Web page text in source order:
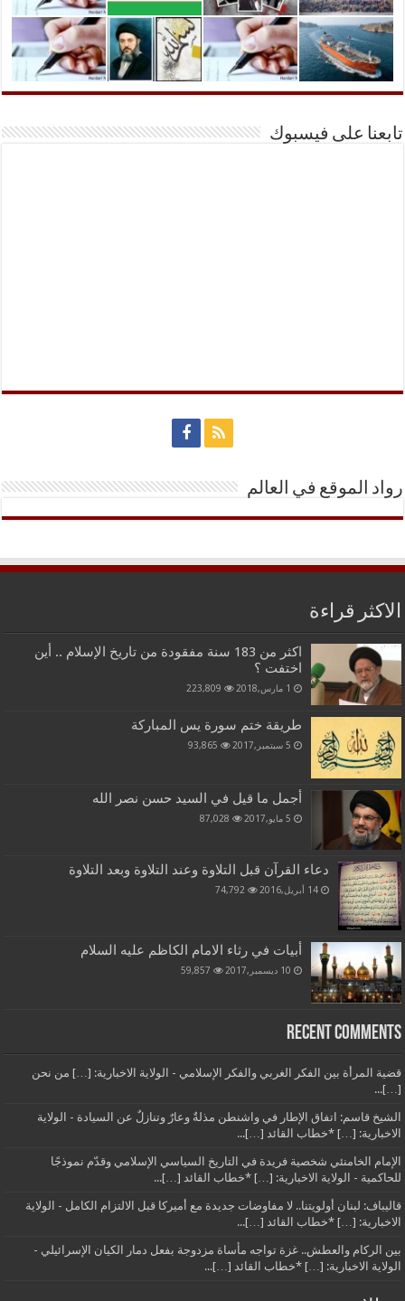
تابعنا على فيسبوك
رواد الموقع في العالم
الاكثر قراءة
اكثر من 183 سنة مفقودة من تاريخ الإسلام .. أين
اختفت ؟
1 مارس,2018 223,809
طريقة ختم سورة يس المباركة
5 سبتمبر,2017 93,865
أجمل ما قيل في السيد حسن نصر الله
5 مايو,2017 87,028
دعاء القرآن قبل التلاوة وعند التلاوة وبعد التلاوة
14 أبريل,2016 74,792
أبيات في رثاء الامام الكاظم عليه السلام
10 ديسمبر,2017 59,857
Recent Comments
قضية المرأة بين الفكر الغربي والفكر الإسلامي - الولاية الاخبارية: […] من نحن
[…]...
الشيخ قاسم: اتفاق الإطار في واشنطن مذلةٌ وعارٌ وتنازلٌ عن السيادة - الولاية
الاخبارية: […] *خطاب القائد […]...
الإمام الخامنئي شخصية فريدة في التاريخ السياسي الإسلامي وقدّم نموذجًا
للحاكمية - الولاية الاخبارية: […] *خطاب القائد […]...
قاليباف: لبنان أولويتنا.. لا مفاوضات جديدة مع أميركا قبل الالتزام الكامل - الولاية
الاخبارية: […] *خطاب القائد […]...
بين الركام والعطش.. غزة تواجه مأساة مزدوجة بفعل دمار الكيان الإسرائيلي -
الولاية الاخبارية: […] *خطاب القائد […]...